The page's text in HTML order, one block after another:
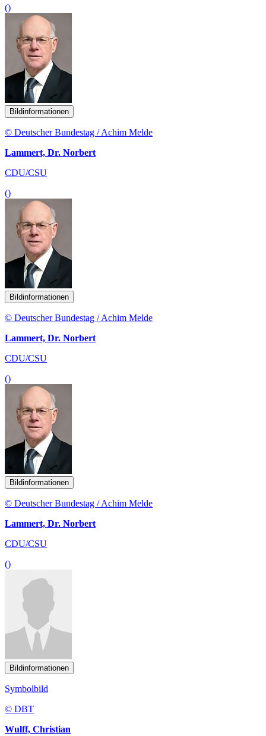
()
Bildinformationen
© Deutscher Bundestag / Achim Melde
Lammert, Dr. Norbert
CDU/CSU
()
Bildinformationen
© Deutscher Bundestag / Achim Melde
Lammert, Dr. Norbert
CDU/CSU
()
Bildinformationen
© Deutscher Bundestag / Achim Melde
Lammert, Dr. Norbert
CDU/CSU
()
Bildinformationen
Symbolbild
© DBT
Wulff, Christian